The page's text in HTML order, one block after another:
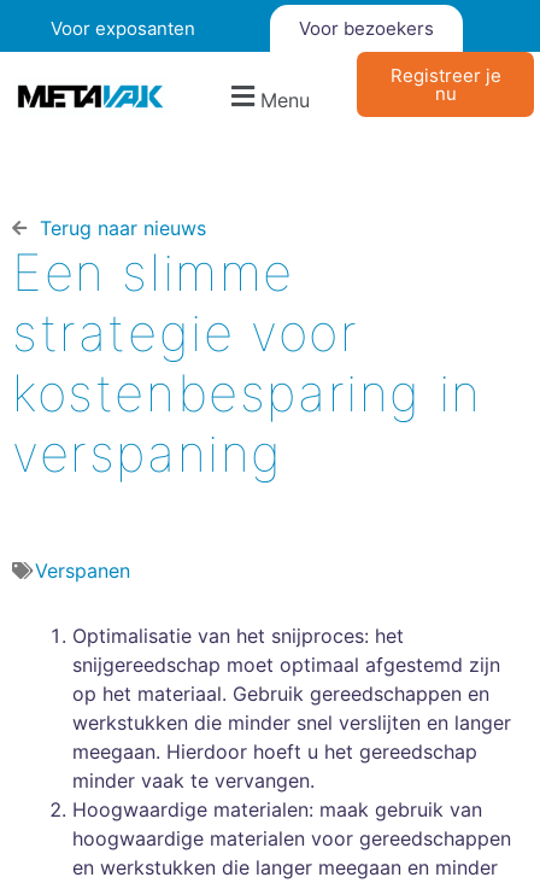
Voor exposanten Voor bezoekers
Menu
Registreer je
nu
Terug naar nieuws​
Een slimme
strategie voor
kostenbesparing in
verspaning
Verspanen
Optimalisatie van het snijproces: het
snijgereedschap moet optimaal afgestemd zijn
op het materiaal. Gebruik gereedschappen en
werkstukken die minder snel verslijten en langer
meegaan. Hierdoor hoeft u het gereedschap
minder vaak te vervangen.
Hoogwaardige materialen: maak gebruik van
hoogwaardige materialen voor gereedschappen
en werkstukken die langer meegaan en minder